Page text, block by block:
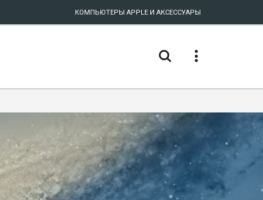
КОМПЬЮТЕРЫ APPLE И АКСЕССУАРЫ